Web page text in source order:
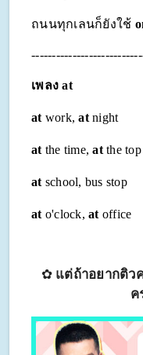
ถนนทุกเลนก็ยังใช้
---------------------------
เพลงat
atwork,at
atthe time,at
atschool, bus stop
ato'clock, atoffice
✿ แต่ถ้าอยากติว
ค